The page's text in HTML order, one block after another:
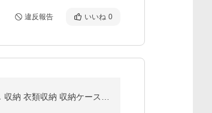
違反報告 いいね 0